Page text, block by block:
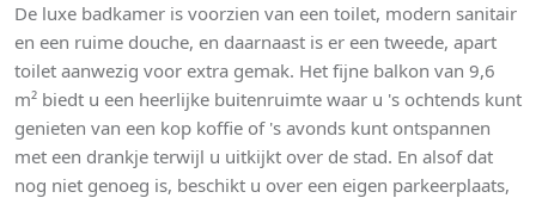
De luxe badkamer is voorzien van een toilet, modern sanitair
en een ruime douche, en daarnaast is er een tweede, apart
toilet aanwezig voor extra gemak. Het fijne balkon van 9,6
m² biedt u een heerlijke buitenruimte waar u 's ochtends kunt
genieten van een kop koffie of 's avonds kunt ontspannen
met een drankje terwijl u uitkijkt over de stad. En alsof dat
nog niet genoeg is, beschikt u over een eigen parkeerplaats,